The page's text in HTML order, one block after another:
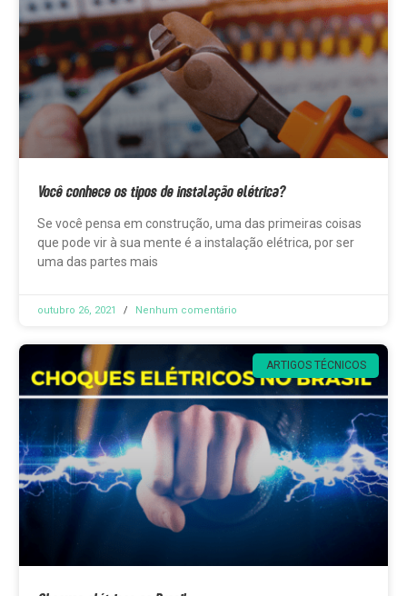
Você conhece os tipos de instalação elétrica?
Se você pensa em construção, uma das primeiras coisas
que pode vir à sua mente é a instalação elétrica, por ser
uma das partes mais
outubro 26, 2021 Nenhum comentário
ARTIGOS TÉCNICOS